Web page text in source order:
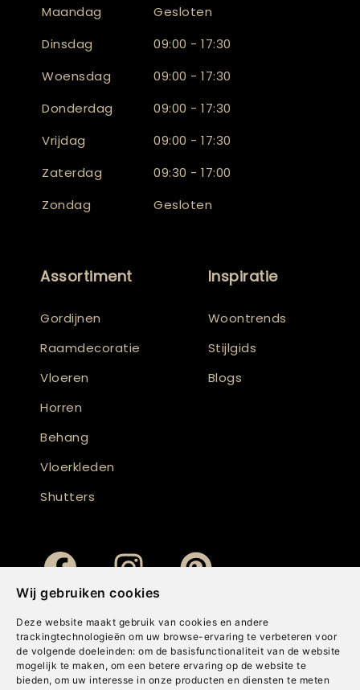
Wij gebruiken cookies
Deze website maakt gebruik van cookies en andere
trackingtechnologieën om uw browse-ervaring te verbeteren voor
de volgende doeleinden: om de basisfunctionaliteit van de website
mogelijk te maken , om een betere ervaring op de website te
bieden, om uw interesse in onze producten en diensten te meten
Maandag
Gesloten
Dinsdag
09:00 - 17:30
Woensdag
09:00 - 17:30
Donderdag
09:00 - 17:30
Vrijdag
09:00 - 17:30
Zaterdag
09:30 - 17:00
Zondag
Gesloten
Assortiment
Gordijnen
Raamdecoratie
Vloeren
Horren
Behang
Vloerkleden
Shutters
Inspiratie
Woontrends
Stijlgids
Blogs